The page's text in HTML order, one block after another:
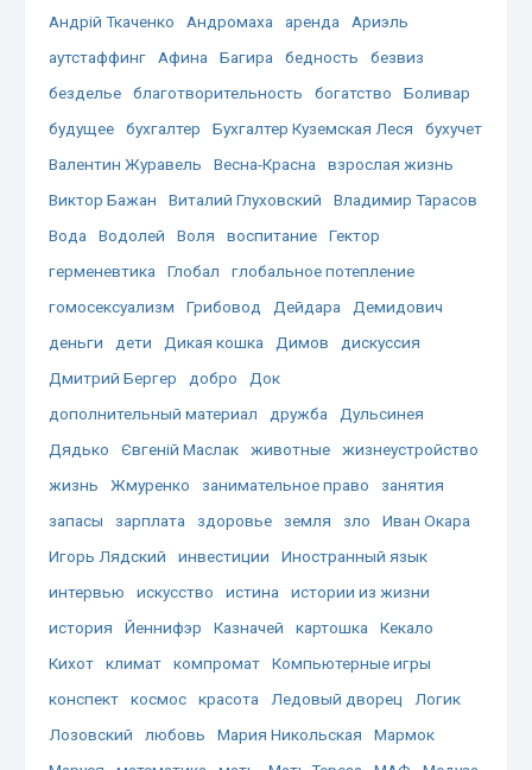
Андрій Ткаченко
Андромаха аренда
Ариэль
аутстаффинг
Афина Багира бедность
безвиз
безделье
благотворительность богатство
Боливар
будущее
бухгалтер Бухгалтер Куземская Леся
бухучет
Валентин Журавель
Весна-Красна
взрослая жизнь
Виктор Бажан
Виталий Глуховский
Владимир Тарасов
Вода
Водолей Воля воспитание
Гектор
герменевтика
Глобал
глобальное потепление
гомосексуализм
Грибовод Дейдара
Демидович
деньги
дети Дикая кошка Димов
дискуссия
Дмитрий Бергер
добро
Док
дополнительный материал
дружба
Дульсинея
Дядько
Євгеній Маслак животные
жизнеустройство
жизнь
Жмуренко занимательное право
занятия
запасы
зарплата здоровье земля зло
Иван Окара
Игорь Лядский
инвестиции
Иностранный язык
интервью
искусство истина
истории из жизни
история
Йеннифэр Казначей картошка
Кекало
Кихот
климат компромат
Компьютерные игры
конспект
космос красота Ледовый дворец
Логик
Лозовский
любовь Мария Никольская
Мармок